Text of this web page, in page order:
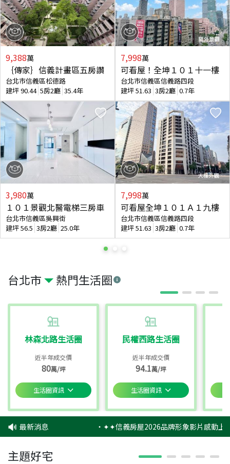
台北市 熱門生活圈
林森北路生活圈
近半年成交價
80萬/坪
生活圈資訊
民權西路生活圈
近半年成交價
94.1萬/坪
生活圈資訊
9,388萬
｛傳家｝信義計畫區五房讚
台北市信義區松德路
建坪90.44 5房2廳 35.4年
3,980萬
１０１景觀北醫電梯三房車
台北市信義區吳興街
建坪56.5 3房2廳 25.0年
7,998萬
可看屋！全坤１０１十一樓
台北市信義區信義路四段
建坪51.63 3房2廳 0.7年
7,998萬
可看屋全坤１０１Ａ１九樓
台北市信義區信義路四段
建坪51.63 3房2廳 0.7年
最新消息 ‧✦✦信義房屋2026品牌形象影片感動上
主題好宅